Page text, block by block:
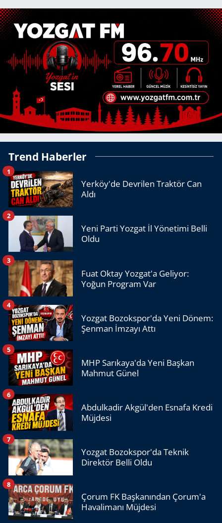
Trend Haberler
Yerköy'de Devrilen Traktör Can
Aldı
1
Yeni Parti Yozgat İl Yönetimi Belli
Oldu
2
Fuat Oktay Yozgat'a Geliyor:
Yoğun Program Var
3
Yozgat Bozokspor'da Yeni Dönem:
Şenman İmzayı Attı
4
MHP Sarıkaya'da Yeni Başkan
Mahmut Günel
5
Abdulkadir Akgül'den Esnafa Kredi
Müjdesi
6
Yozgat Bozokspor'da Teknik
Direktör Belli Oldu
7
Çorum FK Başkanından Çorum'a
Havalimanı Müjdesi
8